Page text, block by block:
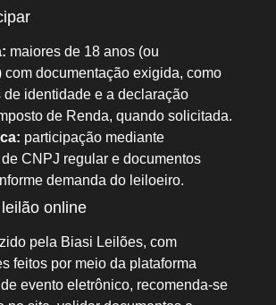
maiores de 18 anos (ou
com documentação exigida, como
de identidade e a declaração
de Renda, quando solicitada.
participação mediante
CNPJ regular e documentos
demanda do leiloeiro.
online
pela Biasi Leilões, com
feitos por meio da plataforma
evento eletrônico, recomenda‑se